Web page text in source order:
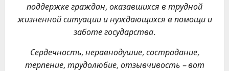
поддержке граждан, оказавшихся в трудной
жизненной ситуации и нуждающихся в помощи и
заботе государства.
Сердечность, неравнодушие, сострадание,
терпение, трудолюбие, отзывчивость – вот